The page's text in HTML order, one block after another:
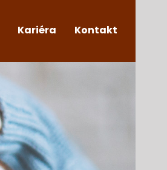
Kariéra Kontakt